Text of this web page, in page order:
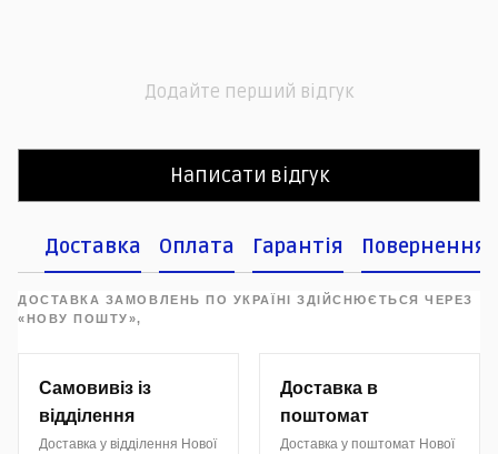
Додайте перший відгук
Написати відгук
Доставка Оплата Гарантія Повернення
ДОСТАВКА ЗАМОВЛЕНЬ ПО УКРАЇНІ ЗДІЙСНЮЄТЬСЯ ЧЕРЕЗ
«НОВУ ПОШТУ»,
Самовивіз із
відділення
Доставка у відділення Нової
Доставка в
поштомат
Доставка у поштомат Нової